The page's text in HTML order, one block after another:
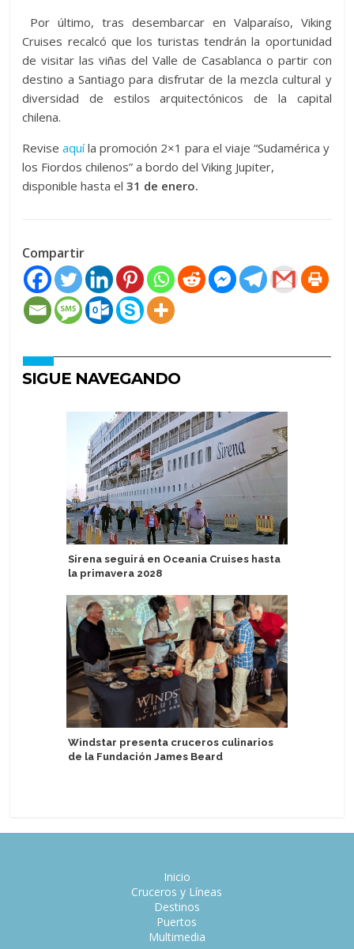
Por último, tras desembarcar en Valparaíso, Viking
Cruises recalcó que los turistas tendrán la oportunidad
de visitar las viñas del Valle de Casablanca o partir con
destino a Santiago para disfrutar de la mezcla cultural y
diversidad de estilos arquitectónicos de la capital
chilena.
Reviseaquíla promoción 2×1 para el viaje “Sudamérica y
los Fiordos chilenos” a bordo del Viking Jupiter,
disponible hasta el 31 de enero.
Compartir
SIGUE NAVEGANDO
Sirena seguirá en Oceania Cruises hasta
la primavera 2028
Windstar presenta cruceros culinarios
de la Fundación James Beard
Inicio
Cruceros y Líneas
Destinos
Puertos
Multimedia